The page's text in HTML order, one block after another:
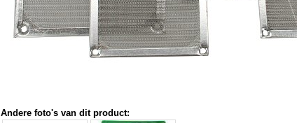
Andere foto's van dit product: